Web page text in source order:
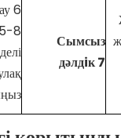
Сымсыз
дәлдiк7
8